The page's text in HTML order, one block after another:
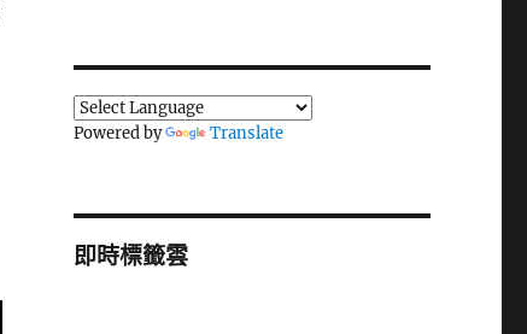
Powered by Translate
即時標籤雲